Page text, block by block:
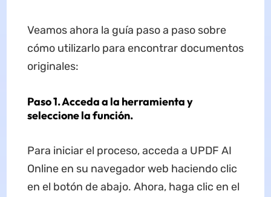
Veamos ahora la guía paso a paso sobre
cómo utilizarlo para encontrar documentos
originales:
Paso 1. Acceda a la herramienta y
seleccione la función.
Para iniciar el proceso, acceda a UPDF AI
Online en su navegador web haciendo clic
en el botón de abajo. Ahora, haga clic en el